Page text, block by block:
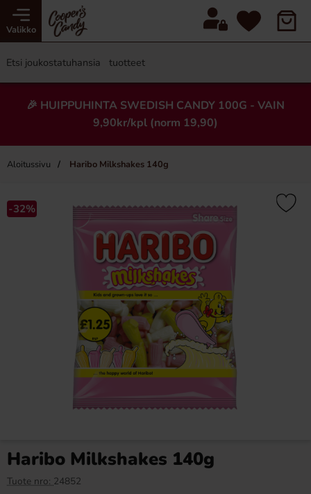
Valikko
🎉 HUIPPUHINTA SWEDISH CANDY 100G - VAIN
9,90kr/kpl (norm 19,90)
Aloitussivu Haribo Milkshakes 140g
×
S-Märke Violskum 70g x 14st
Osta
Katjes Astro Queen of Stars
-32%
Haribo Milkshakes 140g
Tuote nro: 24852